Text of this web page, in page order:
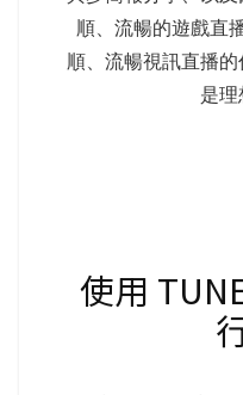
順、流暢的遊戲直
順、流暢視訊直播
是理
使用